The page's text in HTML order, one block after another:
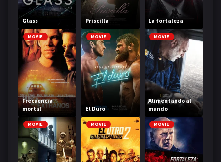
Glass Priscilla La fortaleza
MOVIE
Frecuencia
mortal
MOVIE
El Duro
MOVIE
Alimentando al
mundo
MOVIE MOVIE MOVIE